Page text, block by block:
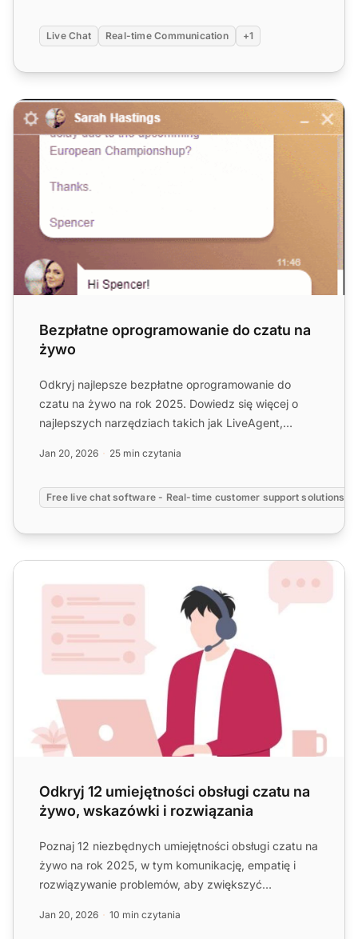
Live Chat Real-time Communication +1
Bezpłatne oprogramowanie do czatu na żywo
Bezpłatne oprogramowanie do czatu na
żywo
Odkryj najlepsze bezpłatne oprogramowanie do
czatu na żywo na rok 2025. Dowiedz się więcej o
najlepszych narzędziach takich jak LiveAgent,
Jan 20, 2026 25 min czytania
Free live chat software - Real-time customer support solutions
Odkryj 12 umiejętności obsługi czatu na żywo,
Odkryj 12 umiejętności obsługi czatu na
żywo, wskazówki i rozwiązania
Poznaj 12 niezbędnych umiejętności obsługi czatu na
żywo na rok 2025, w tym komunikację, empatię i
rozwiązywanie problemów, aby zwiększyć
Jan 20, 2026 10 min czytania